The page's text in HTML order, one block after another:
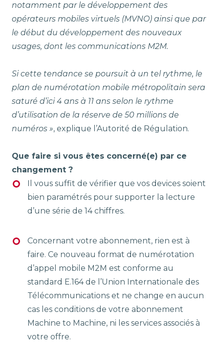
notamment par le développement des
opérateurs mobiles virtuels (MVNO) ainsi que par
le début du développement des nouveaux
usages, dont les communications M2M.
Si cette tendance se poursuit à un tel rythme, le
plan de numérotation mobile métropolitain sera
saturé d’ici 4 ans à 11 ans selon le rythme
d’utilisation de la réserve de 50 millions de
numéros », explique l’Autorité de Régulation.
Que faire si vous êtes concerné(e) par ce
changement ?
Il vous suffit de vérifier que vos devices soient
bien paramétrés pour supporter la lecture
d’une série de 14 chiffres.
Concernant votre abonnement, rien est à
faire. Ce nouveau format de numérotation
d’appel mobile M2M est conforme au
standard E.164 de l’Union Internationale des
Télécommunications et ne change en aucun
cas les conditions de votre abonnement
Machine to Machine, ni les services associés à
votre offre.